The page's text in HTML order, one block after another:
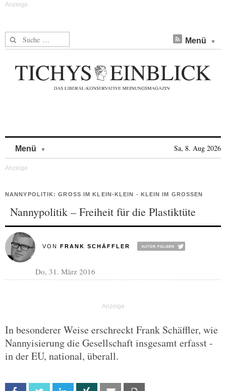
Suche nach: Menü
Menü Sa, 8. Aug 2026
NANNYPOLITIK: GROSS IM KLEIN-KLEIN - KLEIN IM GROSSEN
Nannypolitik – Freiheit für die Plastiktüte
VON FRANK SCHÄFFLER
Do, 31. März 2016
In besonderer Weise erschreckt Frank Schäffler, wie
Nannyisierung die Gesellschaft insgesamt erfasst -
in der EU, national, überall.